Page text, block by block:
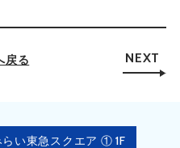
戻る NEXT
い東急スクエア ① 1F